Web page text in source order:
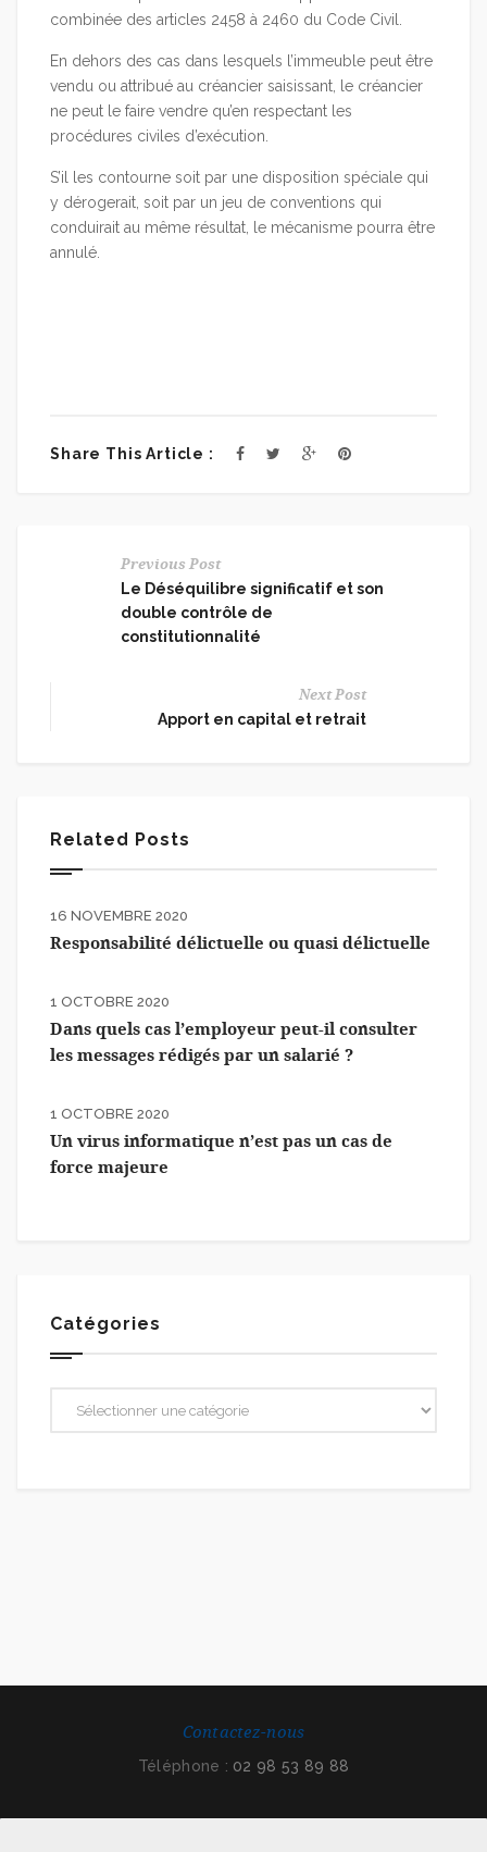
combinée des articles 2458 à 2460 du Code Civil.
En dehors des cas dans lesquels l’immeuble peut être
vendu ou attribué au créancier saisissant, le créancier
ne peut le faire vendre qu’en respectant les
procédures civiles d’exécution.
S’il les contourne soit par une disposition spéciale qui
y dérogerait, soit par un jeu de conventions qui
conduirait au même résultat, le mécanisme pourra être
annulé.
Share This Article :
Previous Post
Le Déséquilibre significatif et son
double contrôle de
constitutionnalité
Next Post
Apport en capital et retrait
Related Posts
16 NOVEMBRE 2020
Responsabilité délictuelle ou quasi délictuelle
1 OCTOBRE 2020
Dans quels cas l’employeur peut-il consulter
les messages rédigés par un salarié ?
1 OCTOBRE 2020
Un virus informatique n’est pas un cas de
force majeure
Catégories
Contactez-nous
Téléphone : 02 98 53 89 88